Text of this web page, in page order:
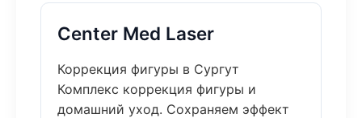
Center Med Laser
Коррекция фигуры в Сургут
Комплекс коррекция фигуры и
домашний уход. Сохраняем эффект